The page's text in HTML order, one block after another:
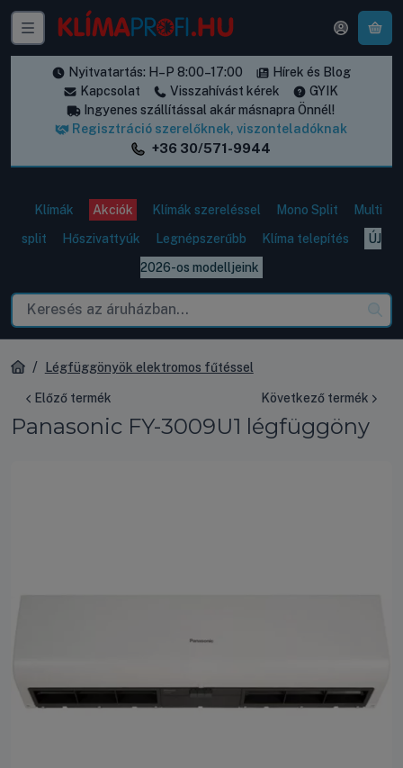
Nyitvatartás: H–P 8:00–17:00
Hírek és Blog
Kapcsolat
Visszahívást kérek
GYIK
Ingyenes szállítással akár másnapra Önnél!
Regisztráció szerelőknek, viszonteladóknak
+36 30/571-9944
Klímák Akciók Klímák szereléssel Mono Split
Multi
split
Hőszivattyúk Legnépszerűbb Klíma telepítés
ÚJ
2026-os modelljeink
Légfüggönyök elektromos fűtéssel
Előző termék Következő termék
Panasonic FY-3009U1 légfüggöny